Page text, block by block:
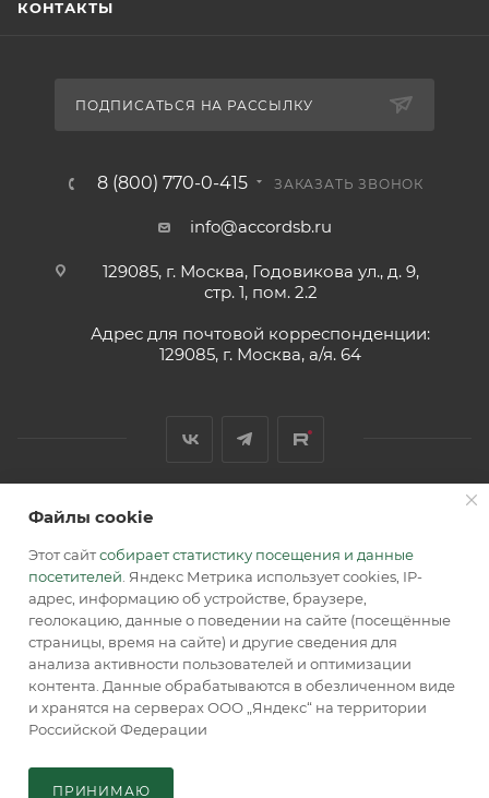
КОНТАКТЫ
ПОДПИСАТЬСЯ НА РАССЫЛКУ
8 (800) 770-0-415 ЗАКАЗАТЬ ЗВОНОК
info@accordsb.ru
129085, г. Москва, Годовикова ул., д. 9,
стр. 1, пом. 2.2
Адрес для почтовой корреспонденции:
129085, г. Москва, а/я. 64
2026 © Обращаем Ваше внимание на то, что вся
информация, размещенная на сайте, носит
информационный характер и не является публичной
офертой, определяемой положениями Статьи 437 (2) ГК РФ.
Файлы cookie
Этот сайтсобирает статистику посещения и данные
посетителей . Яндекс Метрика использует cookies, IP-
адрес, информацию об устройстве, браузере,
геолокацию, данные о поведении на сайте (посещённые
страницы, время на сайте) и другие сведения для
анализа активности пользователей и оптимизации
контента. Данные обрабатываются в обезличенном виде
и хранятся на серверах ООО „Яндекс“ на территории
Российской Федерации
ПРИНИМАЮ